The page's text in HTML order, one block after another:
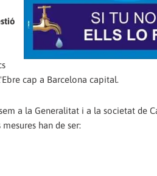
cap a Barcelona capital.
a la Generalitat i a la societat de
han de ser: